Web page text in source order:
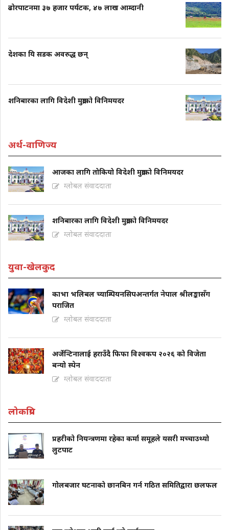
ढोरपाटनमा ३७ हजार पर्यटक, ४७ लाख आम्दानी
देशका यि सडक अवरुद्ध छन्
शनिबारका लागि विदेशी मुद्राको विनिमयदर
अर्थ-वाणिज्य
आजका लागि तोकियो विदेशी मुद्राको विनिमयदर
ग्लोबल संवाददाता
शनिबारका लागि विदेशी मुद्राको विनिमयदर
ग्लोबल संवाददाता
युवा-खेलकुद
काभा भलिबल च्याम्पियनसिपअन्तर्गत नेपाल श्रीलङ्कासँग
पराजित
ग्लोबल संवाददाता
अर्जेन्टिनालाई हराउँदै फिफा विश्वकप २०२६ को विजेता
बन्यो स्पेन
ग्लोबल संवाददाता
लोकप्रिय
प्रहरीको नियन्त्रणमा रहेका कर्मा समूहले यसरी मच्चाउथ्यो
लुटपाट
गोलबजार घटनाको छानबिन गर्न गठित समितिद्वारा छलफल